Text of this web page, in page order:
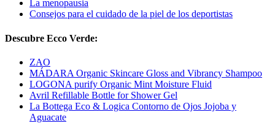
La menopausia
Consejos para el cuidado de la piel de los deportistas
Descubre Ecco Verde:
ZAO
MÁDARA Organic Skincare Gloss and Vibrancy Shampoo
LOGONA purify Organic Mint Moisture Fluid
Avril Refillable Bottle for Shower Gel
La Bottega Eco & Logica Contorno de Ojos Jojoba y
Aguacate